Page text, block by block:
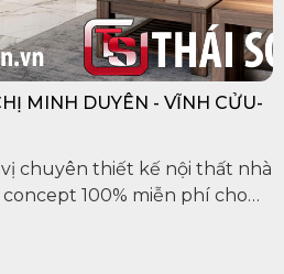
MINH DUYÊN - VĨNH CỬU-
chuyên thiết kế nội thất nhà
100% miễn phí cho
thành Việt Nam, uy tín làm